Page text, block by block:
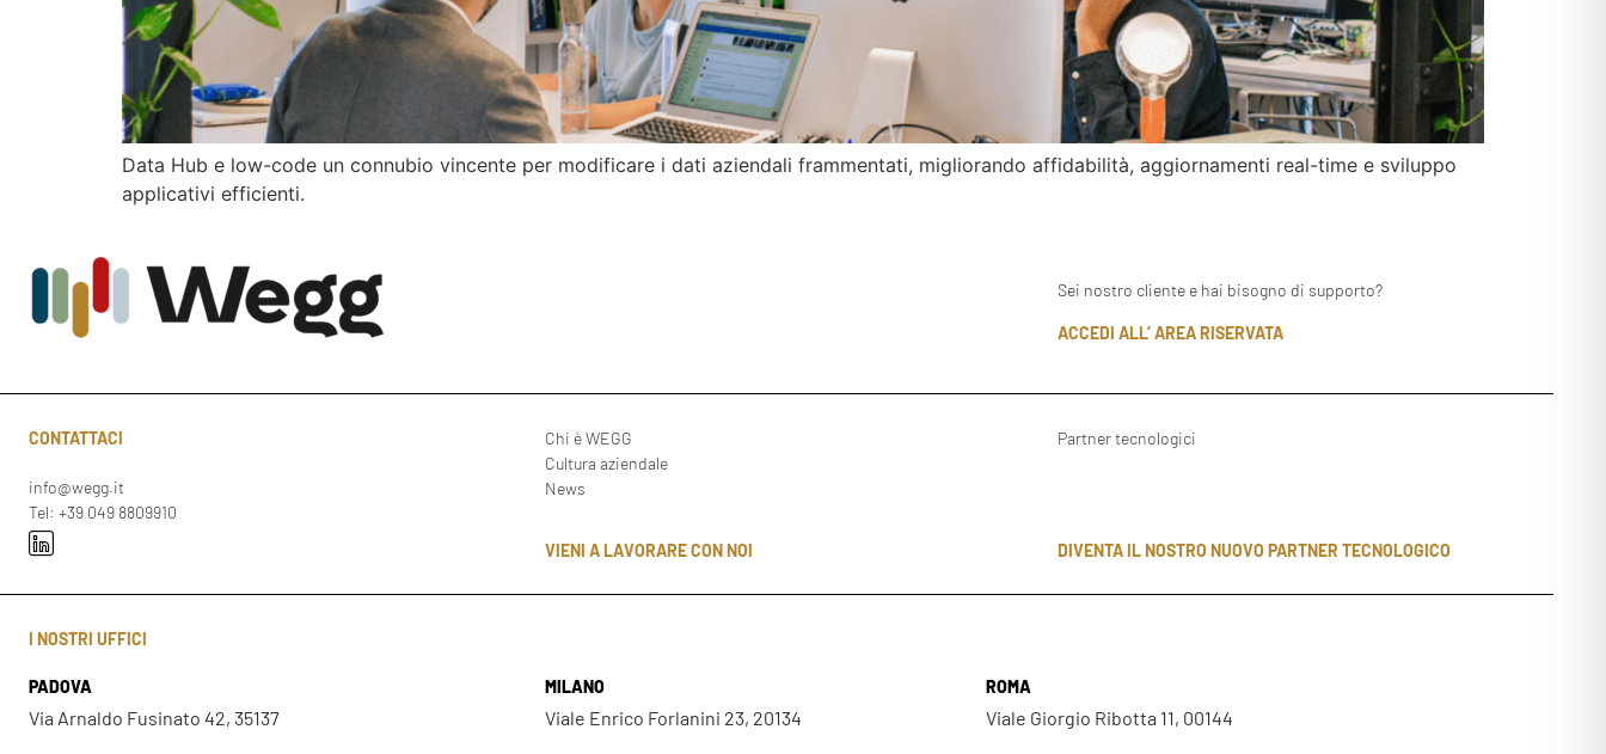
Data Hub e low-code un connubio vincente per modificare i dati aziendali frammentati, migliorando affidabilità, aggiornamenti real-time e sviluppo
applicativi efficienti.
Sei nostro cliente e hai bisogno di supporto?
ACCEDI ALL’ AREA RISERVATA
CONTATTACI
info@wegg.it
Tel: +39 049 8809910
Chi è WEGG
Cultura aziendale
News
VIENI A LAVORARE CON NOI
Partner tecnologici
DIVENTA IL NOSTRO NUOVO PARTNER TECNOLOGICO
I NOSTRI UFFICI
PADOVA
Via Arnaldo Fusinato 42, 35137
MILANO
Viale Enrico Forlanini 23, 20134
ROMA
Viale Giorgio Ribotta 11, 00144